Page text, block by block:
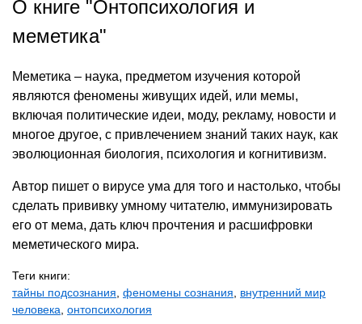
О книге "Онтопсихология и
меметика"
Меметика – наука, предметом изучения которой
являются феномены живущих идей, или мемы,
включая политические идеи, моду, рекламу, новости и
многое другое, с привлечением знаний таких наук, как
эволюционная биология, психология и когнитивизм.
Автор пишет о вирусе ума для того и настолько, чтобы
сделать прививку умному читателю, иммунизировать
его от мема, дать ключ прочтения и расшифровки
меметического мира.
Теги книги:
тайны подсознания феномены сознания
внутренний мир
человека онтопсихология